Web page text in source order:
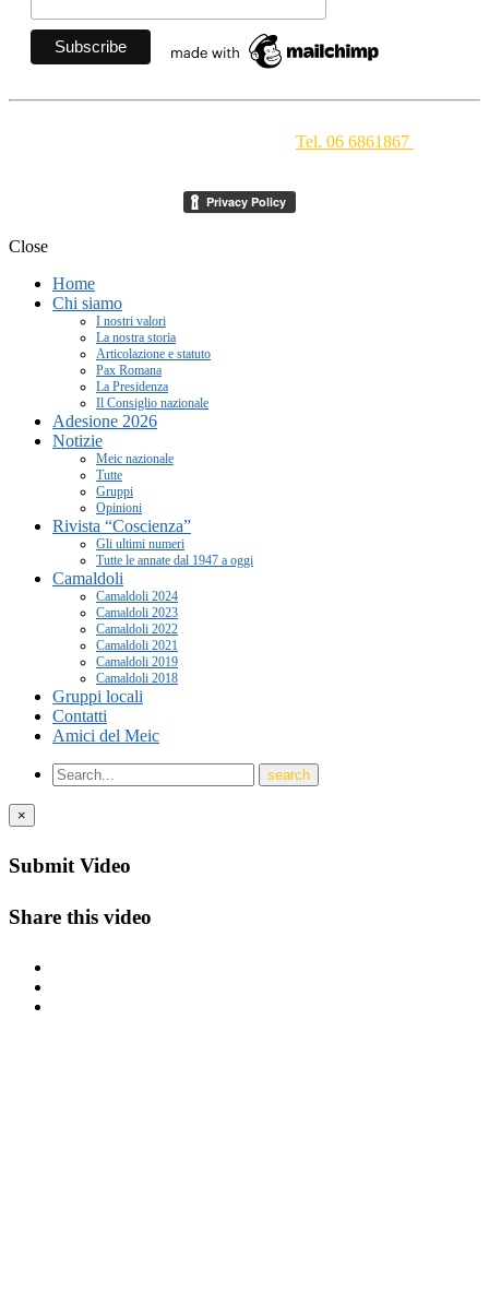
Tel. 06 6861867
Close
Home
Chi siamo
I nostri valori
La nostra storia
Articolazione e statuto
Pax Romana
La Presidenza
Il Consiglio nazionale
Adesione 2026
Notizie
Meic nazionale
Tutte
Gruppi
Opinioni
Rivista “Coscienza”
Gli ultimi numeri
Tutte le annate dal 1947 a oggi
Camaldoli
Camaldoli 2024
Camaldoli 2023
Camaldoli 2022
Camaldoli 2021
Camaldoli 2019
Camaldoli 2018
Gruppi locali
Contatti
Amici del Meic
×
Submit Video
Share this video